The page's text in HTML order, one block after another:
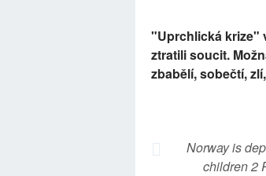
"Uprchlická krize"
ztratili soucit.
zbabělí, sobečtí,
Norway is
children 2